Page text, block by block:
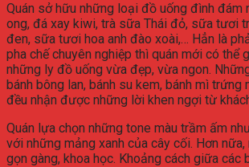
Quán sở hữu những loại đồ uống đình đám
ong, đá xay kiwi, trà sữa Thái đỏ, sữa tươi
đen, sữa tươi hoa anh đào xoài,… Hẳn là
pha chế chuyên nghiệp thì quán mới có thể
những ly đồ uống vừa đẹp, vừa ngon.
bánh bông lan, bánh su kem, bánh mì trứng
đều nhận được những lời khen ngợi từ
Quán lựa chọn những tone màu trầm ấm
với những mảng xanh của cây cối. Hơn
gọn gàng, khoa học. Khoảng cách giữa các